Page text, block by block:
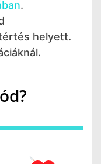
.
helyett.